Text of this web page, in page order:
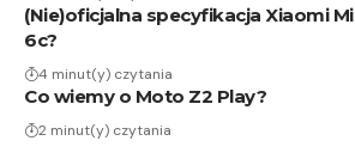
(Nie)oficjalna specyfikacja Xiaomi Mi
6c?
4 minut(y) czytania
Co wiemy o Moto Z2 Play?
2 minut(y) czytania